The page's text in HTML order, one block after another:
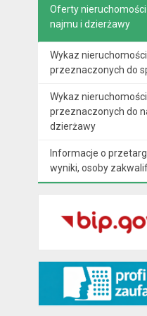
Oferty
najmu i dzierżawy
Wykaz nieruchomości
przeznaczonych do
Wykaz nieruchomości
przeznaczonych do
dzierżawy
Informacje o
wyniki, osoby